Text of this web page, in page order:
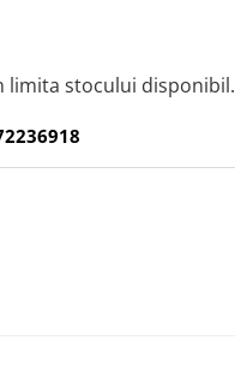
limita stocului disponibil.